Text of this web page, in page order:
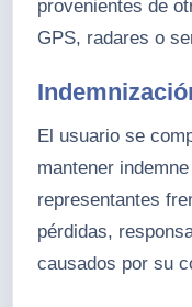
provenientes de
GPS, radares o
El usuario se
mantener
representantes
pérdidas,
causados por su